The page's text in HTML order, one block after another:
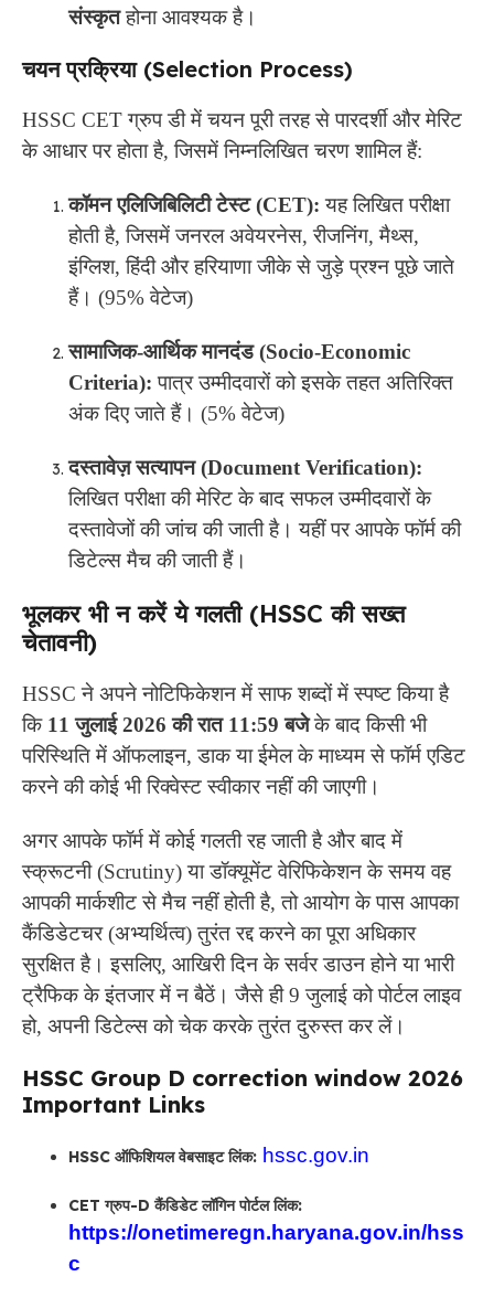
संस्कृतहोना आवश्यक है।
चयन प्रक्रिया (Selection Process)
HSSC CET ग्रुप डी में चयन पूरी तरह से पारदर्शी और मेरिट
के आधार पर होता है, जिसमें निम्नलिखित चरण शामिल हैं:
कॉमन एलिजिबिलिटी टेस्ट (CET): यह लिखित परीक्षा
होती है, जिसमें जनरल अवेयरनेस, रीजनिंग, मैथ्स,
इंग्लिश, हिंदी और हरियाणा जीके से जुड़े प्रश्न पूछे जाते
हैं। (95% वेटेज)
सामाजिक-आर्थिक मानदंड (Socio-Economic
Criteria): पात्र उम्मीदवारों को इसके तहत अतिरिक्त
अंक दिए जाते हैं। (5% वेटेज)
दस्तावेज़ सत्यापन (Document Verification):
लिखित परीक्षा की मेरिट के बाद सफल उम्मीदवारों के
दस्तावेजों की जांच की जाती है। यहीं पर आपके फॉर्म की
डिटेल्स मैच की जाती हैं।
भूलकर भी न करें ये गलती (HSSC की सख्त
चेतावनी)
HSSC ने अपने नोटिफिकेशन में साफ शब्दों में स्पष्ट किया है
कि 11 जुलाई 2026 की रात 11:59 बजेके बाद किसी भी
परिस्थिति में ऑफलाइन, डाक या ईमेल के माध्यम से फॉर्म एडिट
करने की कोई भी रिक्वेस्ट स्वीकार नहीं की जाएगी।
अगर आपके फॉर्म में कोई गलती रह जाती है और बाद में
स्क्रूटनी (Scrutiny) या डॉक्यूमेंट वेरिफिकेशन के समय वह
आपकी मार्कशीट से मैच नहीं होती है, तो आयोग के पास आपका
कैंडिडेटचर (अभ्यर्थित्व) तुरंत रद्द करने का पूरा अधिकार
सुरक्षित है। इसलिए, आखिरी दिन के सर्वर डाउन होने या भारी
ट्रैफिक के इंतजार में न बैठें। जैसे ही 9 जुलाई को पोर्टल लाइव
हो, अपनी डिटेल्स को चेक करके तुरंत दुरुस्त कर लें।
HSSC Group D correction window 2026
Important Links
HSSC ऑफिशियल वेबसाइट लिंक: hssc.gov.in
CET ग्रुप-D कैंडिडेट लॉगिन पोर्टल लिंक:
https://onetimeregn.haryana.gov.in/hss
c